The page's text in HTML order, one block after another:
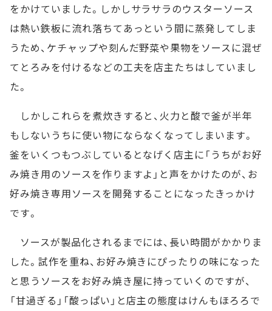
をかけていました。しかしサラサラのウスターソース
は熱い鉄板に流れ落ちてあっという間に蒸発してしま
うため、ケチャップや刻んだ野菜や果物をソースに混ぜ
てとろみを付けるなどの工夫を店主たちはしていまし
た。
しかしこれらを煮炊きすると、火力と酸で釜が半年
もしないうちに使い物にならなくなってしまいます。
釜をいくつもつぶしているとなげく店主に「うちがお好
み焼き用のソースを作りますよ」と声をかけたのが、お
好み焼き専用ソースを開発することになったきっかけ
です。
ソースが製品化されるまでには、長い時間がかかりま
した。試作を重ね、お好み焼きにぴったりの味になった
と思うソースをお好み焼き屋に持っていくのですが、
「甘過ぎる」「酸っぱい」と店主の態度はけんもほろろで